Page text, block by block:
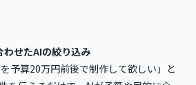
せたAIの絞り込み
予算20万円前後で制作して欲しい」と